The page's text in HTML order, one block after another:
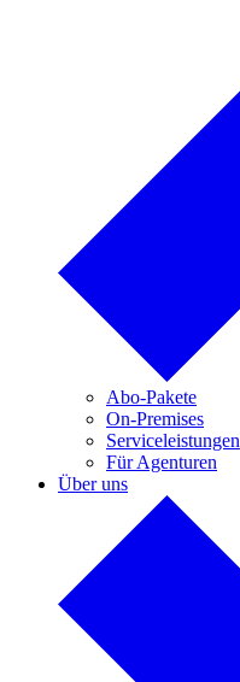
Abo-Pakete
On-Premises
Serviceleistungen
Für Agenturen
Über uns